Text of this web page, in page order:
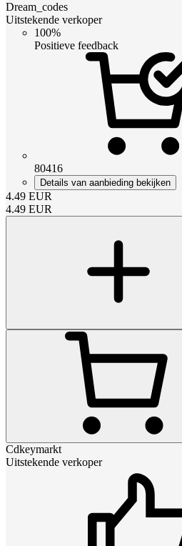
Dream_codes
Uitstekende verkoper
100%
Positieve feedback
80416
Details van aanbieding bekijken
4.49 EUR
4.49 EUR
Cdkeymarkt
Uitstekende verkoper